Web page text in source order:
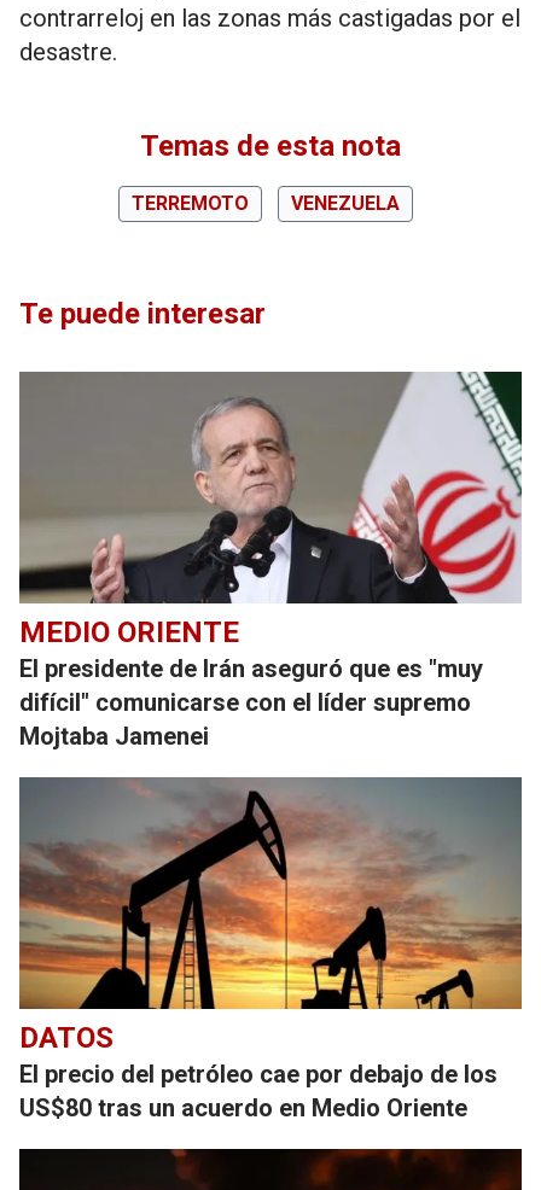
contrarreloj en las zonas más castigadas por el
desastre.
Temas de esta nota
TERREMOTO VENEZUELA
Te puede interesar
MEDIO ORIENTE
El presidente de Irán aseguró que es "muy
difícil" comunicarse con el líder supremo
Mojtaba Jamenei
DATOS
El precio del petróleo cae por debajo de los
US$80 tras un acuerdo en Medio Oriente